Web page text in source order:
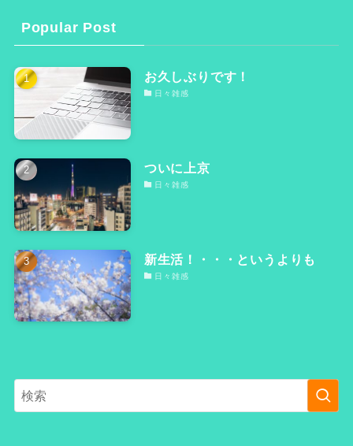
Popular Post
お久しぶりです！
日々雑感
ついに上京
日々雑感
新生活！・・・というよりも
日々雑感